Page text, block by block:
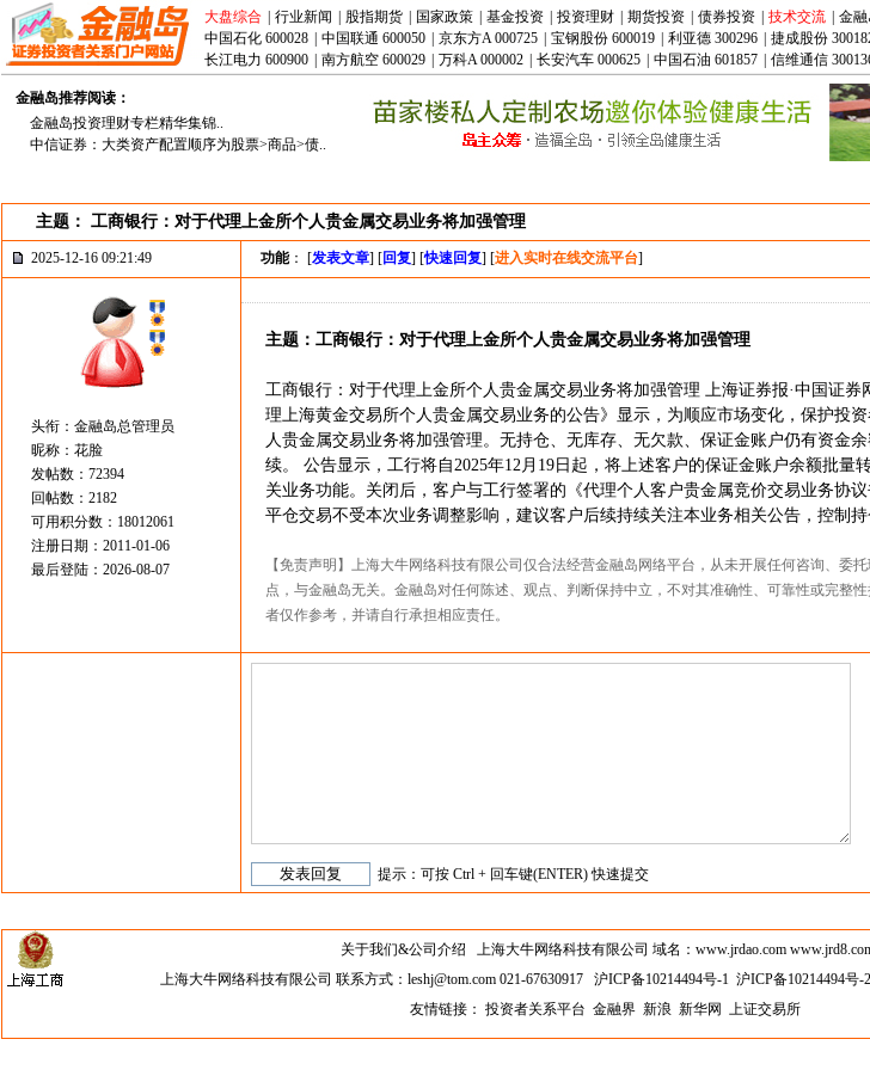
大盘综合 行业新闻 股指期货 国家政策 基金投资 投资理财 期货投资 债券投资 技术交流 金
中国石化 600028
中国联通 600050 京东方A 000725 宝钢股份 600019 利亚德 300296 捷成股份
长江电力 600900
南方航空 600029 万科A 000002 长安汽车 000625 中国石油 601857 信维通信
金融岛推荐阅读：
金融岛投资理财专栏精华集锦..
中信证券：大类资产配置顺序为股票>商品>债..
主题： 工商银行：对于代理上金所个人贵金属交易业务将加强管理
2025-12-16 09:21:49 功能： [发表文章] [回复] [快速回复] [进入实时在线交流平台]
头衔：金融岛总管理员
昵称：花脸
发帖数：72394
回帖数：2182
可用积分数：18012061
注册日期：2011-01-06
最后登陆：2026-08-07
主题：工商银行：对于代理上金所个人贵金属交易业务将加强管理
工商银行：对于代理上金所个人贵金属交易业务将加强管理 上海证券报·中国证
理上海黄金交易所个人贵金属交易业务的公告》显示，为顺应市场变化，保护投
人贵金属交易业务将加强管理。无持仓、无库存、无欠款、保证金账户仍有资金
续。 公告显示，工行将自2025年12月19日起，将上述客户的保证金账户余额批量
关业务功能。关闭后，客户与工行签署的《代理个人客户贵金属竞价交易业务协
平仓交易不受本次业务调整影响，建议客户后续持续关注本业务相关公告，控制持
【免责声明】上海大牛网络科技有限公司仅合法经营金融岛网络平台，从未开展任何咨询、委
点，与金融岛无关。金融岛对任何陈述、观点、判断保持中立，不对其准确性、可靠性或完整
者仅作参考，并请自行承担相应责任。
提示：可按 Ctrl + 回车键(ENTER) 快速提交
关于我们&公司介绍 上海大牛网络科技有限公司 域名：www.jrdao.com
上海大牛网络科技有限公司 联系方式：leshj@tom.com 021-67630917沪ICP备10214494号-1 沪ICP备10214494号-2
友情链接：投资者关系平台 金融界 新浪 新华网 上证交易所